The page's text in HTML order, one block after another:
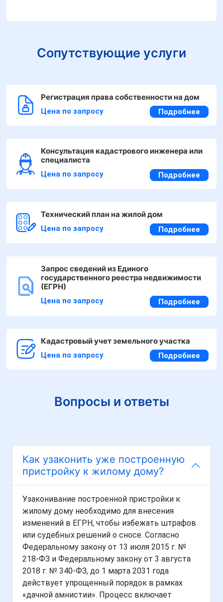
Сопутствующие услуги
Регистрация права собственности на дом
Цена по запросу Подробнее
Консультация кадастрового инженера или
специалиста
Цена по запросу Подробнее
Технический план на жилой дом
Цена по запросу Подробнее
Запрос сведений из Единого
государственного реестра недвижимости
(ЕГРН)
Цена по запросу Подробнее
Кадастровый учет земельного участка
Цена по запросу Подробнее
Вопросы и ответы
Как узаконить уже построенную
пристройку к жилому дому?
Узаконивание построенной пристройки к
жилому дому необходимо для внесения
изменений в ЕГРН, чтобы избежать штрафов
или судебных решений о сносе. Согласно
Федеральному закону от 13 июля 2015 г. №
218-ФЗ и Федеральному закону от 3 августа
2018 г. № 340-ФЗ, до 1 марта 2031 года
действует упрощенный порядок в рамках
«дачной амнистии». Процесс включает